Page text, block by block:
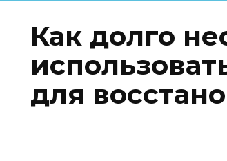
Как долго
для